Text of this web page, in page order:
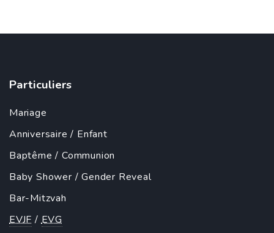
Particuliers
Mariage
Anniversaire / Enfant
Baptême /Communion
Baby Shower /Gender Reveal
Bar-Mitzvah
EVJF /EVG